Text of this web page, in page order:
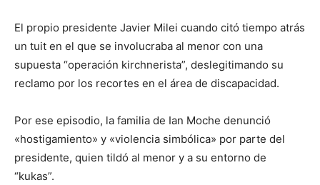
El propio presidente Javier Milei cuando citó tiempo atrás
un tuit en el que se involucraba al menor con una
supuesta “operación kirchnerista”, deslegitimando su
reclamo por los recortes en el área de discapacidad.
Por ese episodio, la familia de Ian Moche denunció
«hostigamiento» y «violencia simbólica» por parte del
presidente, quien tildó al menor y a su entorno de
“kukas”.